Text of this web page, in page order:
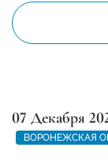
07 Декабря
ВОРОНЕЖСКАЯ